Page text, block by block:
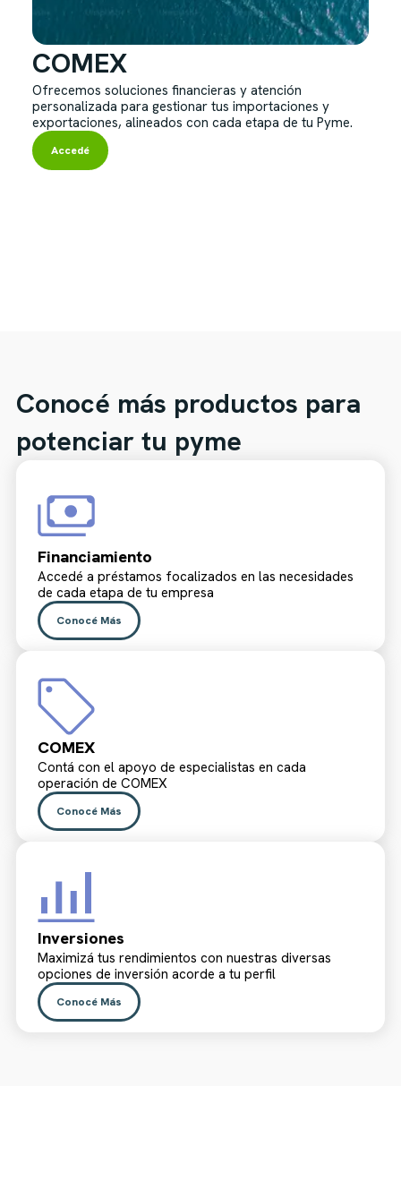
COMEX
Ofrecemos soluciones financieras y atención
personalizada para gestionar tus importaciones y
exportaciones, alineados con cada etapa de tu Pyme.
Accedé
Conocé más productos para
potenciar tu pyme
Financiamiento
Accedé a préstamos focalizados en las necesidades
de cada etapa de tu empresa
Conocé Más
COMEX
Contá con el apoyo de especialistas en cada
operación de COMEX
Conocé Más
Inversiones
Maximizá tus rendimientos con nuestras diversas
opciones de inversión acorde a tu perfil
Conocé Más